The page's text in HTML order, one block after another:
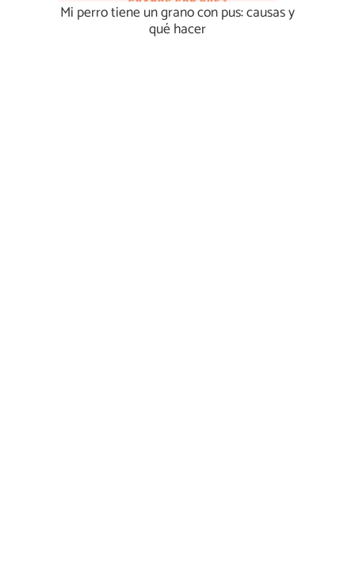
Mi perro tiene un grano con pus: causas y
qué hacer